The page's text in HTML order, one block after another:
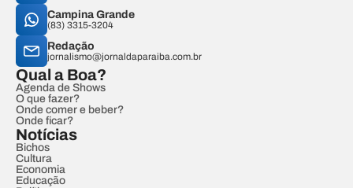
Campina Grande
(83) 3315-3204
Redação
jornalismo@jornaldaparaiba.com.br
Qual a Boa?
Agenda de Shows
O que fazer?
Onde comer e beber?
Onde ficar?
Notícias
Bichos
Cultura
Economia
Educação